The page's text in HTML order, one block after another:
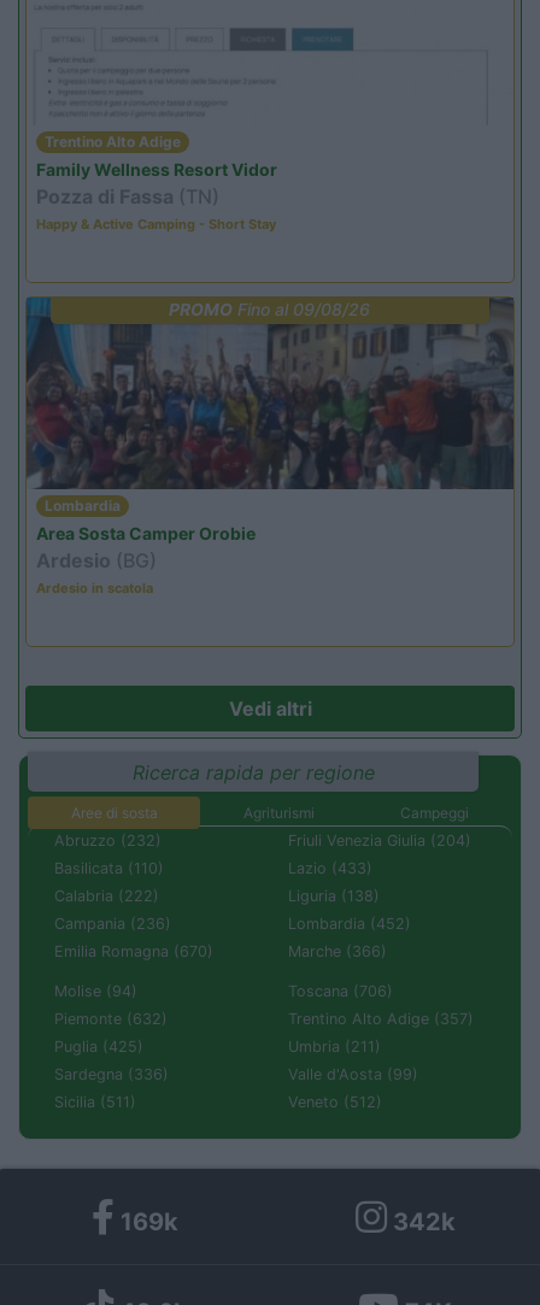
Trentino Alto Adige
Family Wellness Resort Vidor
Pozza di Fassa (TN)
Happy & Active Camping - Short Stay
PROMO Fino al 09/08/26
Lombardia
Area Sosta Camper Orobie
Ardesio (BG)
Ardesio in scatola
Vedi altri
Ricerca rapida per regione
Aree di sosta Agriturismi
Campeggi
Abruzzo (232)
Basilicata (110)
Calabria (222)
Campania (236)
Emilia Romagna (670)
Friuli Venezia Giulia (204)
Lazio (433)
Liguria (138)
Lombardia (452)
Marche (366)
Molise (94)
Piemonte (632)
Puglia (425)
Sardegna (336)
Sicilia (511)
Toscana (706)
Trentino Alto Adige (357)
Umbria (211)
Valle d'Aosta (99)
Veneto (512)
169k 342k